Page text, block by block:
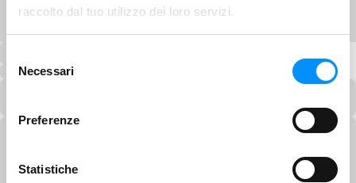
raccolto dal tuo utilizzo dei loro servizi.
delNecessari
Preferenze
Statistiche